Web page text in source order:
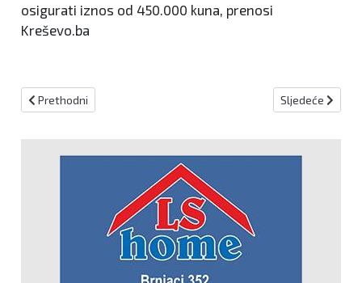
osigurati iznos od 450.000 kuna, prenosi
Kreševo.ba
Prethodni članak: Nekoliko naselja bez struje
Prethodni Sljedeći
Sljedeće